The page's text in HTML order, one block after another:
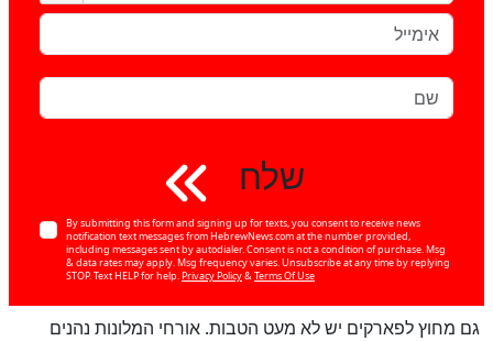
שלח
By submitting this form and signing up for texts, you consent to receive news
notification text messages from HebrewNews.com at the number provided,
including messages sent by autodialer. Consent is not a condition of purchase. Msg
& data rates may apply. Msg frequency varies. Unsubscribe at any time by replying
STOP. Text HELP for help.Privacy Policy&Terms Of Use
גם מחוץ לפארקים יש לא מעט הטבות. אורחי המלונות נהנים